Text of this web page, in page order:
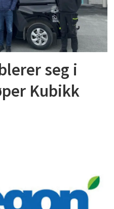
seg i
Kubikk